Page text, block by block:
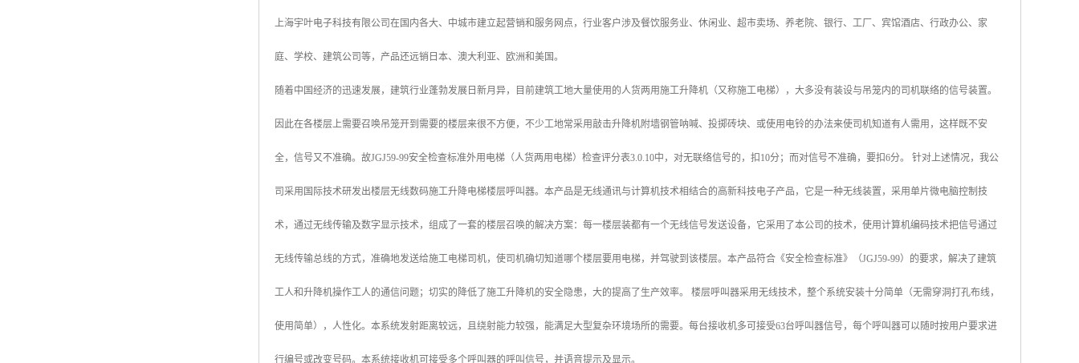
上海宇叶电子科技有限公司在国内各大、中城市建立起营销和服务网点，行业客户涉及餐饮服务业、休闲业、超市卖场、养老院、银行、工厂、宾馆酒店、行政办公、家
庭、学校、建筑公司等，产品还远销日本、澳大利亚、欧洲和美国。
随着中国经济的迅速发展，建筑行业蓬勃发展日新月异，目前建筑工地大量使用的人货两用施工升降机（又称施工电梯），大多没有装设与吊笼内的司机联络的信号装置。
因此在各楼层上需要召唤吊笼开到需要的楼层来很不方便，不少工地常采用敲击升降机附墙钢管呐喊、投掷砖块、或使用电铃的办法来使司机知道有人需用，这样既不安
全，信号又不准确。故JGJ59-99安全检查标准外用电梯（人货两用电梯）检查评分表3.0.10中，对无联络信号的，扣10分；而对信号不准确，要扣6分。 针对上述情况，我公
司采用国际技术研发出楼层无线数码施工升降电梯楼层呼叫器。本产品是无线通讯与计算机技术相结合的高新科技电子产品，它是一种无线装置，采用单片微电脑控制技
术，通过无线传输及数字显示技术，组成了一套的楼层召唤的解决方案：每一楼层装都有一个无线信号发送设备，它采用了本公司的技术，使用计算机编码技术把信号通过
无线传输总线的方式，准确地发送给施工电梯司机，使司机确切知道哪个楼层要用电梯，并驾驶到该楼层。本产品符合《安全检查标准》（JGJ59-99）的要求，解决了建筑
工人和升降机操作工人的通信问题；切实的降低了施工升降机的安全隐患，大的提高了生产效率。 楼层呼叫器采用无线技术，整个系统安装十分简单（无需穿洞打孔布线，
使用简单），人性化。本系统发射距离较远，且绕射能力较强，能满足大型复杂环境场所的需要。每台接收机多可接受63台呼叫器信号，每个呼叫器可以随时按用户要求进
行编号或改变号码。本系统接收机可接受多个呼叫器的呼叫信号，并语音提示及显示。